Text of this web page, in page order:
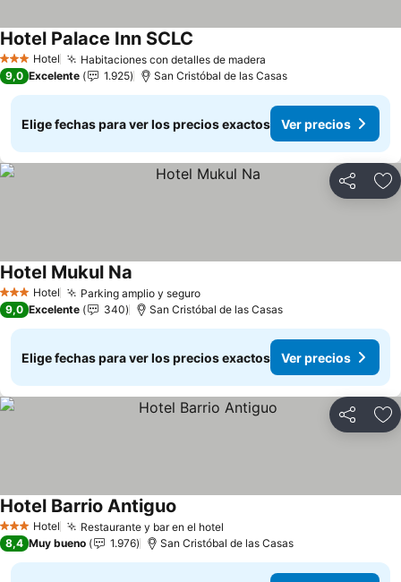
3 Estrellas
Hotel Habitaciones con detalles de madera
Hotel Palace Inn SCLC
9,0 Excelente 1.925 San Cristóbal de las Casas
Elige fechas para ver los precios exactos Ver precios
Compartir
3 Estrellas
Hotel Parking amplio y seguro
Hotel Mukul Na
9,0 Excelente 340 San Cristóbal de las Casas
Elige fechas para ver los precios exactos Ver precios
Compartir
3 Estrellas
Hotel Restaurante y bar en el hotel
Hotel Barrio Antiguo
8,4 Muy bueno 1.976 San Cristóbal de las Casas